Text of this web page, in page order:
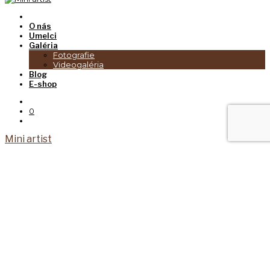
O nás
Umelci
Galéria
Fotografie
Videogaléria
Blog
E-shop
0
Mini artist